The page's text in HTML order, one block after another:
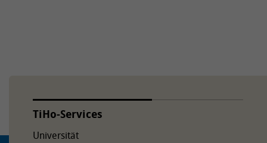
TiHo-Services
Universität